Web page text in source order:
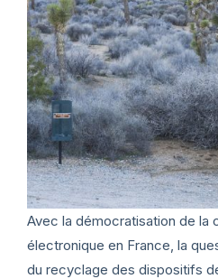
Avec la démocratisation de la
électronique en France, la
du recyclage des dispositifs